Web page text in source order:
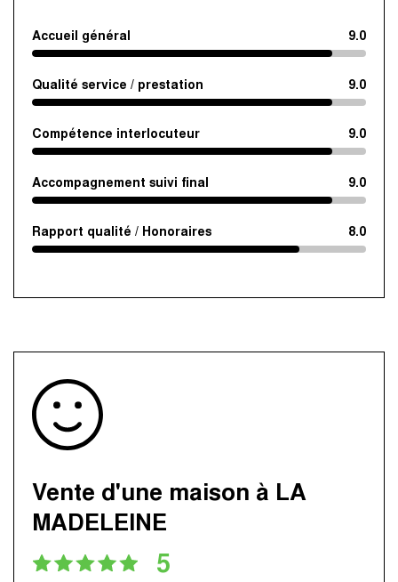
Accueil général 9.0
Qualité service / prestation 9.0
Compétence interlocuteur 9.0
Accompagnement suivi final 9.0
Rapport qualité / Honoraires 8.0
Vente d'une maison à LA
MADELEINE
5